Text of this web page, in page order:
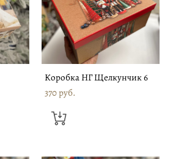
Коробка НГ Щелкунчик 6
370 pуб.